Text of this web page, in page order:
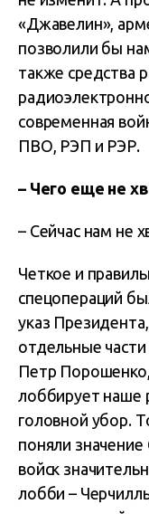
«Джавелин»,
позволили бы
также средства
современная
ПВО, РЭП и РЭР.
– Чего еще не
– Сейчас нам не
Четкое и
спецопераций
указ
отдельные
Петр
лоббирует наше
головной убор.
поняли
войск
лобби –